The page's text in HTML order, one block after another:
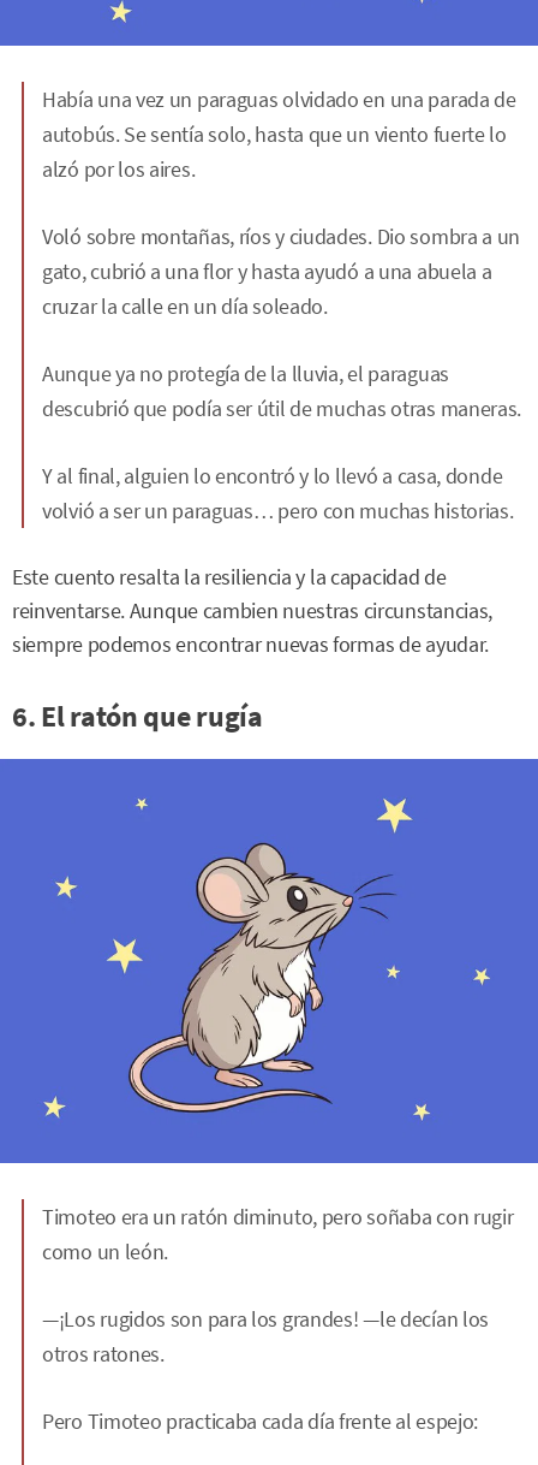
Había una vez un paraguas olvidado en una parada de
autobús. Se sentía solo, hasta que un viento fuerte lo
alzó por los aires.
Voló sobre montañas, ríos y ciudades. Dio sombra a un
gato, cubrió a una flor y hasta ayudó a una abuela a
cruzar la calle en un día soleado.
Aunque ya no protegía de la lluvia, el paraguas
descubrió que podía ser útil de muchas otras maneras.
Y al final, alguien lo encontró y lo llevó a casa, donde
volvió a ser un paraguas… pero con muchas historias.
Este cuento resalta la resiliencia y la capacidad de
reinventarse. Aunque cambien nuestras circunstancias,
siempre podemos encontrar nuevas formas de ayudar.
6. El ratón que rugía
Timoteo era un ratón diminuto, pero soñaba con rugir
como un león.
—¡Los rugidos son para los grandes! —le decían los
otros ratones.
Pero Timoteo practicaba cada día frente al espejo: